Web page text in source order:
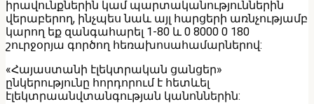
իրավունքներին կամ պարտականություններին
վերաբերող, ինչպես նաև այլ հարցերի առնչությամբ
կարող եք զանգահարել 1-80 և 0 8000 0 180
շուրջօրյա գործող հեռախոսահամարներով:
«Հայաստանի էլեկտրական ցանցեր»
ընկերությունը հորդորում է հետևել
էլեկտրաանվտանգության կանոններին: